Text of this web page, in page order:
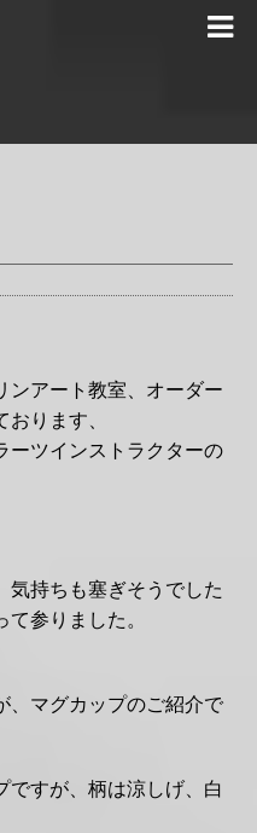
ンアート教室、オーダー
ります、
ツインストラクターの
気持ちも塞ぎそうでした
参りました。
、マグカップのご紹介で
ですが、柄は涼しげ、白